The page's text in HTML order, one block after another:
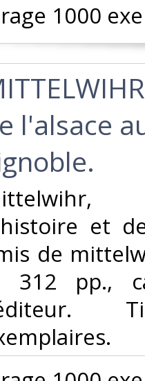
1000
l'alsace
et
de
312 pp.,